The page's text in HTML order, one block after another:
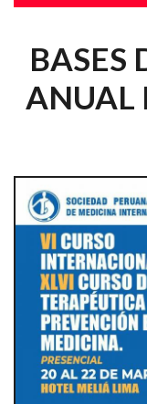
BASES
ANUAL